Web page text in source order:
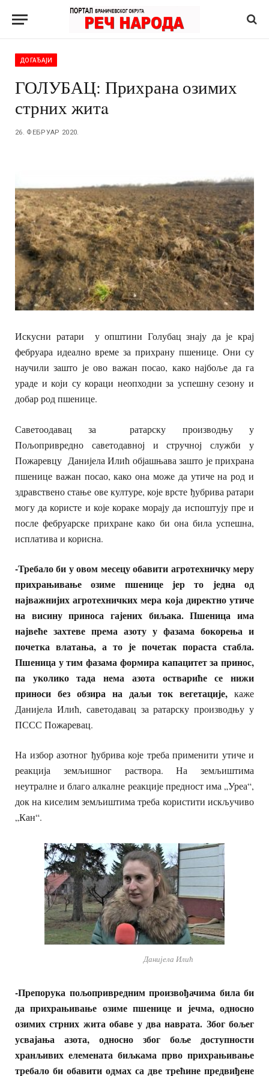
ДОГАЂАЈИ
ГОЛУБАЦ: Прихрана озимих
стрних житa
26. ФЕБРУАР 2020.
Искусни ратари у општини Голубац знају да је крај
фебруара идеално време за прихрану пшенице. Они су
научили зашто је ово важан посао, како најбоље да га
ураде и који су кораци неопходни за успешну сезону и
добар род пшенице.
Саветоодавац за ратарску производњу у
Пољопривредно саветодавној и стручној служби у
Пожаревцу Данијела Илић објашњава зашто је прихрана
пшенице важан посао, како она може да утиче на род и
здравствено стање ове културе, које врсте ђубрива ратари
могу да користе и које кораке морају да испоштују пре и
после фебруарске прихране како би она била успешна,
исплатива и корисна.
-Требало би у овом месецу обавити агротехничку меру
прихрањивање озиме пшенице јер то једна од
најважнијих агротехничких мера која директно утиче
на висину приноса гајених биљака. Пшеница има
највеће захтеве према азоту у фазама бокорења и
почетка влатања, а то је почетак пораста стабла.
Пшеница у тим фазама формира капацитет за принос,
па уколико тада нема азота оствариће се нижи
приноси без обзира на даљи ток вегетације, каже
Данијела Илић, саветодавац за ратарску производњу у
ПССС Пожаревац.
На избор азотног ђубрива које треба применити утиче и
реакција земљишног раствора. На земљиштима
неутралне и благо алкалне реакције предност има „Уреа“,
док на киселим земљиштима треба користити искључиво
„Кан“.
Данијела Илић
-Препорука пољопривредним произвођачима била би
да прихрањивање озиме пшенице и јечма, односно
озимих стрних жита обаве у два наврата. Због бољег
усвајања азота, односно због боље доступности
хранљивих елемената биљкама прво прихрањивање
требало би обавити одмах са две трећине предвиђене